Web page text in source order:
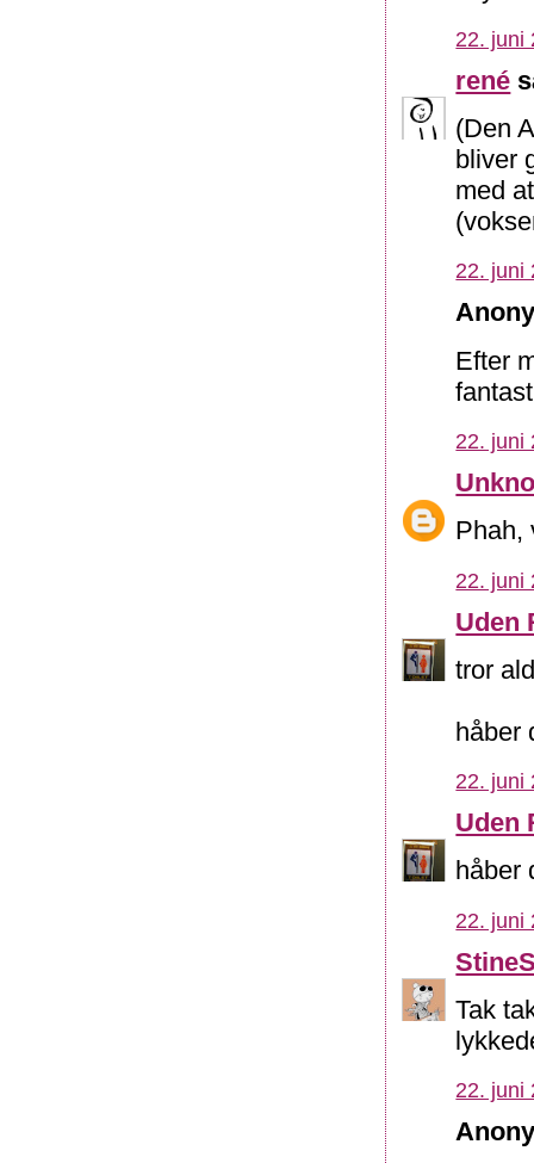
22. juni
rené
(Den
bliver
med
22. juni
Efter
22. juni
Phah,
22. juni
Uden
tror
håber
22. juni
Uden
håber
22. juni
Tak
22. juni